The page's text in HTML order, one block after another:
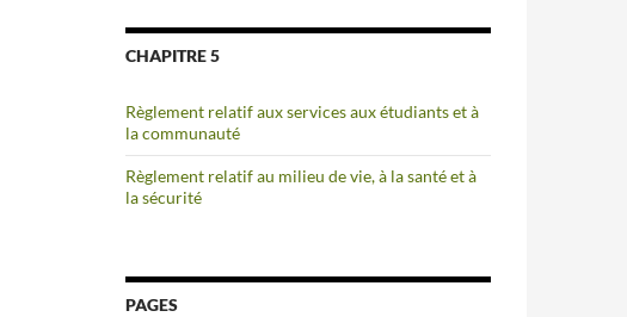
CHAPITRE 5
Règlement relatif aux services aux étudiants et à
la communauté
Règlement relatif au milieu de vie, à la santé et à
la sécurité
PAGES